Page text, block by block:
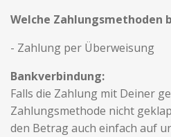
Welche Zahlungsmethoden
- Zahlung per Überweisung
Bankverbindung:
Falls die Zahlung mit Deiner
Zahlungsmethode nicht
den Betrag auch einfach auf